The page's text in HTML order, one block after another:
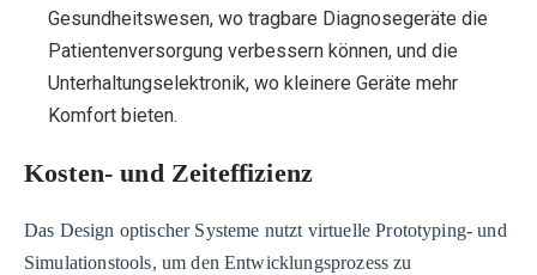
Gesundheitswesen, wo tragbare Diagnosegeräte die
Patientenversorgung verbessern können, und die
Unterhaltungselektronik, wo kleinere Geräte mehr
Komfort bieten.
Kosten- und Zeiteffizienz
Das Design optischer Systeme nutzt virtuelle Prototyping- und
Simulationstools, um den Entwicklungsprozess zu